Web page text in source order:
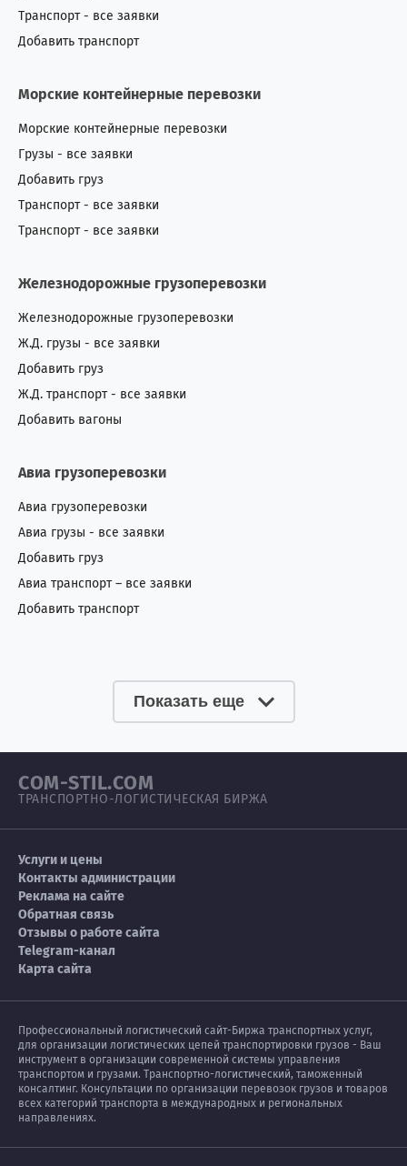
Транспорт - все заявки
Добавить транспорт
Морские контейнерные перевозки
Морские контейнерные перевозки
Грузы - все заявки
Добавить груз
Транспорт - все заявки
Транспорт - все заявки
Железнодорожные грузоперевозки
Железнодорожные грузоперевозки
Ж.Д. грузы - все заявки
Добавить груз
Ж.Д. транспорт - все заявки
Добавить вагоны
Авиа грузоперевозки
Авиа грузоперевозки
Авиа грузы - все заявки
Добавить груз
Авиа транспорт – все заявки
Добавить транспорт
Показать еще
COM-STIL.COM
ТРАНСПОРТНО-ЛОГИСТИЧЕСКАЯ БИРЖА
Услуги и цены
Контакты администрации
Реклама на сайте
Обратная связь
Отзывы о работе сайта
Telegram-канал
Карта сайта
Профессиональный логистический сайт-Биржа транспортных услуг,
для организации логистических цепей транспортировки грузов - Ваш
инструмент в организации современной системы управления
транспортом и грузами. Транспортно-логистический, таможенный
консалтинг. Консультации по организации перевозок грузов и товаров
всех категорий транспорта в международных и региональных
направлениях.